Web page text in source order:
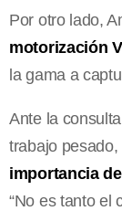
Por otro lado,
motorización
la gama a
Ante la
trabajo
importancia
“No es tanto el